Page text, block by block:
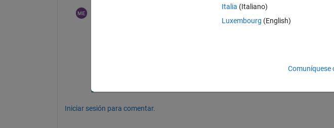
Iniciar sesión para comentar.
Italia (Italiano)
Luxembourg (English)
Comuníquese